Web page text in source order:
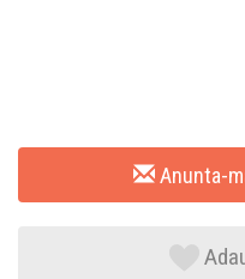
Anunta-